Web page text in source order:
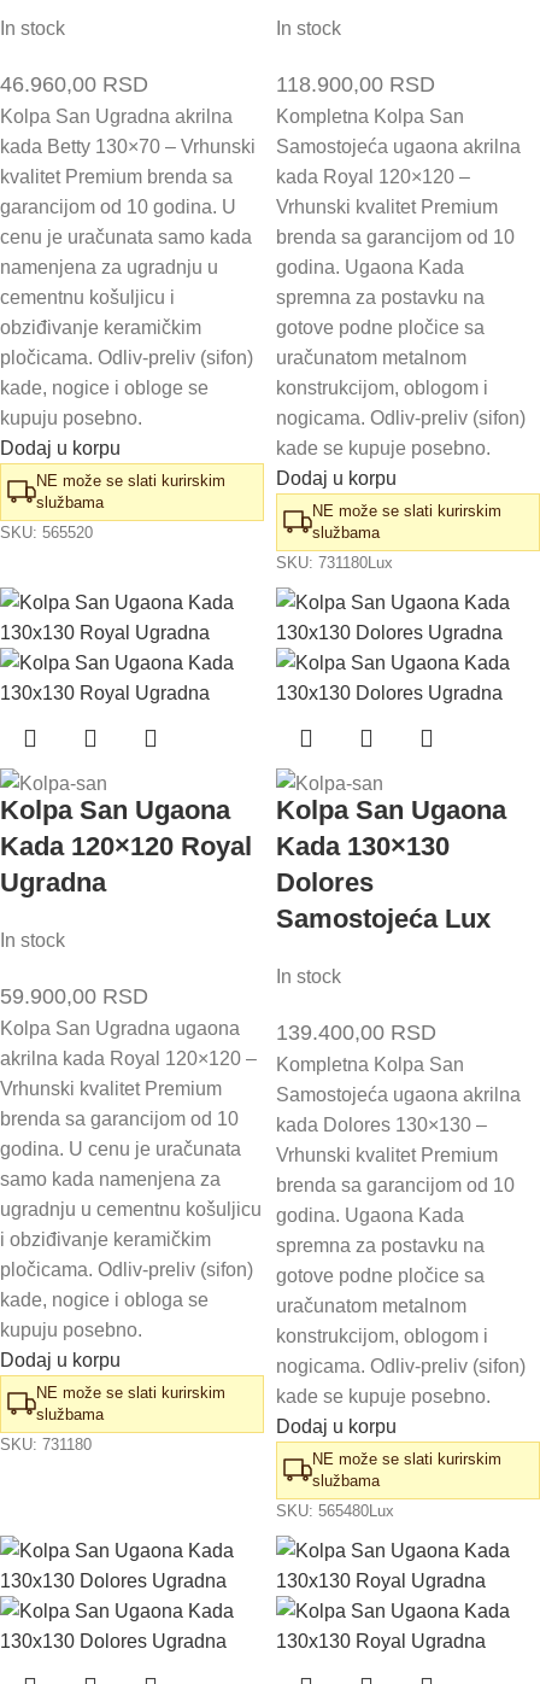
In stock
46.960,00 RSD
Kolpa San Ugradna akrilna
kada Betty 130×70 – Vrhunski
kvalitet Premium brenda sa
garancijom od 10 godina. U
cenu je uračunata samo kada
namenjena za ugradnju u
cementnu košuljicu i
obziđivanje keramičkim
pločicama. Odliv-preliv (sifon)
kade, nogice i obloge se
kupuju posebno.
Dodaj u korpu
NE može se slati kurirskim
službama
SKU: 565520
In stock
118.900,00 RSD
Kompletna Kolpa San
Samostojeća ugaona akrilna
kada Royal 120×120 –
Vrhunski kvalitet Premium
brenda sa garancijom od 10
godina. Ugaona Kada
spremna za postavku na
gotove podne pločice sa
uračunatom metalnom
konstrukcijom, oblogom i
nogicama. Odliv-preliv (sifon)
kade se kupuje posebno.
Dodaj u korpu
NE može se slati kurirskim
službama
SKU: 731180Lux
Kolpa San Ugaona
Kada 120×120 Royal
Ugradna
In stock
59.900,00 RSD
Kolpa San Ugradna ugaona
akrilna kada Royal 120×120 –
Vrhunski kvalitet Premium
brenda sa garancijom od 10
godina. U cenu je uračunata
samo kada namenjena za
ugradnju u cementnu košuljicu
i obziđivanje keramičkim
pločicama. Odliv-preliv (sifon)
kade, nogice i obloga se
kupuju posebno.
Dodaj u korpu
NE može se slati kurirskim
službama
SKU: 731180
Kolpa San Ugaona
Kada 130×130
Dolores
Samostojeća Lux
In stock
139.400,00 RSD
Kompletna Kolpa San
Samostojeća ugaona akrilna
kada Dolores 130×130 –
Vrhunski kvalitet Premium
brenda sa garancijom od 10
godina. Ugaona Kada
spremna za postavku na
gotove podne pločice sa
uračunatom metalnom
konstrukcijom, oblogom i
nogicama. Odliv-preliv (sifon)
kade se kupuje posebno.
Dodaj u korpu
NE može se slati kurirskim
službama
SKU: 565480Lux